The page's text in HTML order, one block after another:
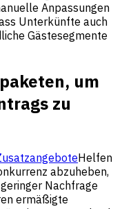
Anpassungen
Unterkünfte auch
Gästesegmente
um
zu
Helfen
abzuheben,
Nachfrage
ermäßigte